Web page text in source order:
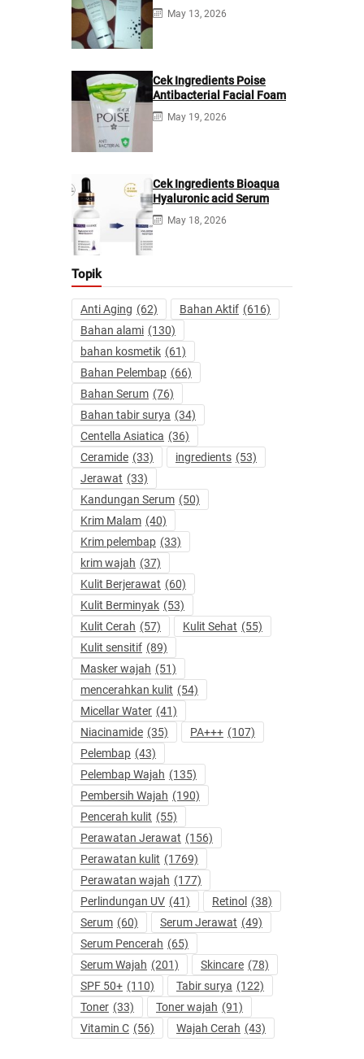
Cream
May 13, 2026
Cek Ingredients Poise
Antibacterial Facial Foam
May 19, 2026
Cek Ingredients Bioaqua
Hyaluronic acid Serum
May 18, 2026
Topik
Anti Aging (62) Bahan Aktif (616)
Bahan alami (130)
bahan kosmetik (61)
Bahan Pelembap (66)
Bahan Serum (76)
Bahan tabir surya (34)
Centella Asiatica (36)
Ceramide (33) ingredients (53)
Jerawat (33)
Kandungan Serum (50)
Krim Malam (40)
Krim pelembap (33)
krim wajah (37)
Kulit Berjerawat (60)
Kulit Berminyak (53)
Kulit Cerah (57) Kulit Sehat (55)
Kulit sensitif (89)
Masker wajah (51)
mencerahkan kulit (54)
Micellar Water (41)
Niacinamide (35) PA+++ (107)
Pelembap (43)
Pelembap Wajah (135)
Pembersih Wajah (190)
Pencerah kulit (55)
Perawatan Jerawat (156)
Perawatan kulit (1769)
Perawatan wajah (177)
Perlindungan UV (41) Retinol (38)
Serum (60) Serum Jerawat (49)
Serum Pencerah (65)
Serum Wajah (201) Skincare (78)
SPF 50+ (110) Tabir surya (122)
Toner (33) Toner wajah (91)
Vitamin C (56) Wajah Cerah (43)